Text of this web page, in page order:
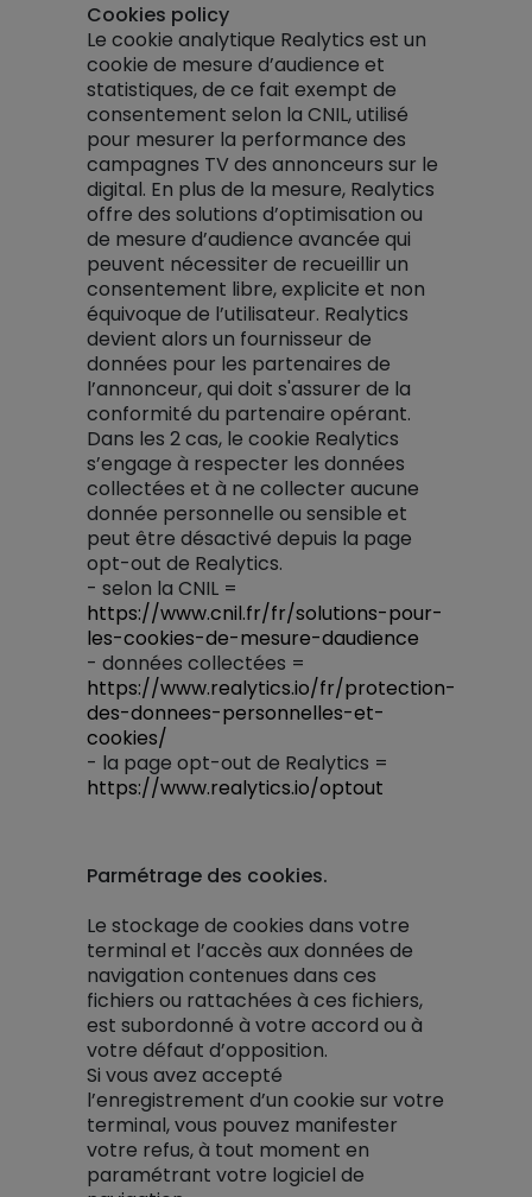
Cookies policy
Le cookie analytique Realytics est un
cookie de mesure d’audience et
statistiques, de ce fait exempt de
consentement selon la CNIL, utilisé
pour mesurer la performance des
campagnes TV des annonceurs sur le
digital. En plus de la mesure, Realytics
offre des solutions d’optimisation ou
de mesure d’audience avancée qui
peuvent nécessiter de recueillir un
consentement libre, explicite et non
équivoque de l’utilisateur. Realytics
devient alors un fournisseur de
données pour les partenaires de
l’annonceur, qui doit s'assurer de la
conformité du partenaire opérant.
Dans les 2 cas, le cookie Realytics
s’engage à respecter les données
collectées et à ne collecter aucune
donnée personnelle ou sensible et
peut être désactivé depuis la page
opt-out de Realytics.
- selon la CNIL =
https://www.cnil.fr/fr/solutions-pour-
les-cookies-de-mesure-daudience
- données collectées =
https://www.realytics.io/fr/protection-
des-donnees-personnelles-et-
cookies/
- la page opt-out de Realytics =
https://www.realytics.io/optout
Parmétrage des cookies.
Le stockage de cookies dans votre
terminal et l’accès aux données de
navigation contenues dans ces
fichiers ou rattachées à ces fichiers,
est subordonné à votre accord ou à
votre défaut d’opposition.
Si vous avez accepté
l’enregistrement d’un cookie sur votre
terminal, vous pouvez manifester
votre refus, à tout moment en
paramétrant votre logiciel de